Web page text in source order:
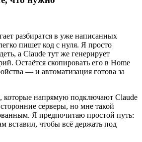
разбиратся в уже написанных
пишет код с нуля. Я просто
а Claude тут же генерирует
Остаётся скопировать его в Home
— и автоматизация готова за
которые напрямую подключают Claude
серверы, но мне такой
Я предпочитаю простой путь:
вставил, чтобы всё держать под